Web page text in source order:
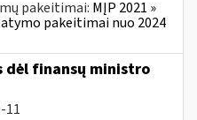
pakeitimai: MĮP 2021 »
pakeitimai nuo 2024
dėl finansų ministro
11